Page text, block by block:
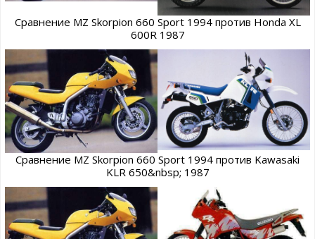
Сравнение MZ Skorpion 660 Sport 1994 против Honda XL
600R 1987
Сравнение MZ Skorpion 660 Sport 1994 против Kawasaki
KLR 650&nbsp; 1987